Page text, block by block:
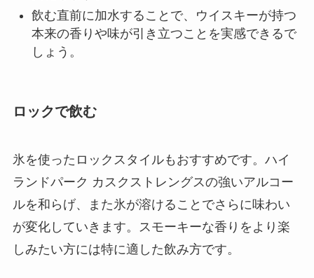
飲む直前に加水することで、ウイスキーが持つ
本来の香りや味が引き立つことを実感できるで
しょう。
ロックで飲む
氷を使ったロックスタイルもおすすめです。ハイ
ランドパーク カスクストレングスの強いアルコー
ルを和らげ、また氷が溶けることでさらに味わい
が変化していきます。スモーキーな香りをより楽
しみたい方には特に適した飲み方です。